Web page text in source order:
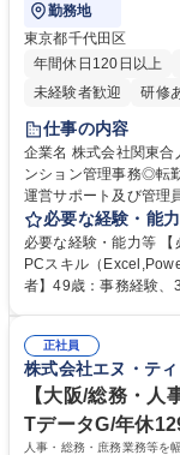
勤務地
東京都千代田区
年間休日120日以上
未経験者歓迎
研修
仕事の内容
企業名 株式会社関東合人社 求人名 未経験・ベテラン歓迎【
ンション管理事務◎転勤無/年休123日 仕事の
運営サポート及び管理
事務所内での事務業務
【年収補足】532万円
実績） ＋管理業務主
人社計画研究所社のグ
無/年休123日
必要な経験・能
必要な経験・能力等 【
PCスキル（Excel,PowerPoint,Word） ■
者】49歳：事務経験、32歳：
得出来ております！ 【
を一律支給！ ■管理業務主任者資格取得後には50,000円/月の手当あり！
学歴・資格 学歴：大
一種運転免許普通自動
正社員
株式会社エヌ・テ
【大阪/総務・
TデータG/年休
人事・総務・庶務業務等を